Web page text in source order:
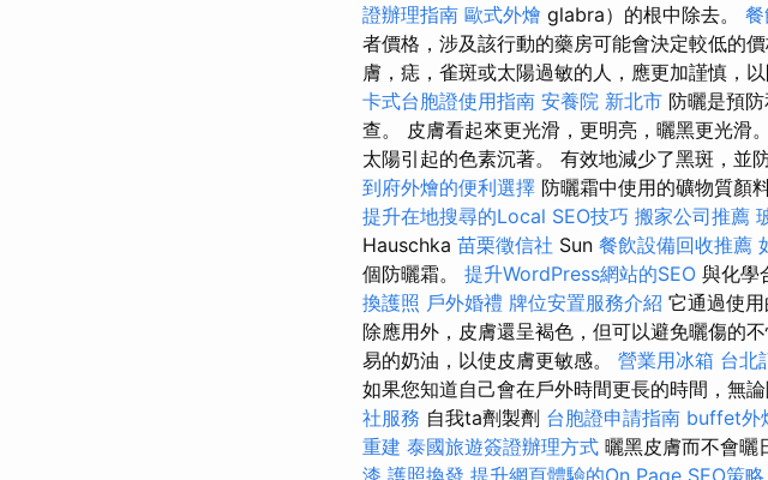
證辦理指南 歐式外燴 glabra）的根中除去。
者價格，涉及該行動的藥房可能會決定較低的價
膚，痣，雀斑或太陽過敏的人，應更加謹慎，
卡式台胞證使用指南 安養院 新北市 防曬是預
查。 皮膚看起來更光滑，更明亮，曬黑更光滑
太陽引起的色素沉著。 有效地減少了黑斑，並
到府外燴的便利選擇 防曬霜中使用的礦物質顏
提升在地搜尋的Local SEO技巧 搬家公司推薦
Hauschka 苗栗徵信社 Sun 餐飲設備回收推薦
個防曬霜。 提升WordPress網站的SEO 與化學
換護照 戶外婚禮 牌位安置服務介紹 它通過使
除應用外，皮膚還呈褐色，但可以避免曬傷的
易的奶油，以使皮膚更敏感。 營業用冰箱 台北
如果您知道自己會在戶外時間更長的時間，無
社服務 自我ta劑製劑 台胞證申請指南 buffet外
重建 泰國旅遊簽證辦理方式 曬黑皮膚而不會曬
漆 護照換發 提升網頁體驗的On Page SEO策略